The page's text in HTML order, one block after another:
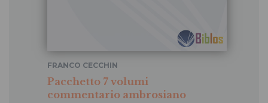
Pacchetto 7 volumi
commentario ambrosiano
FRANCO CECCHIN